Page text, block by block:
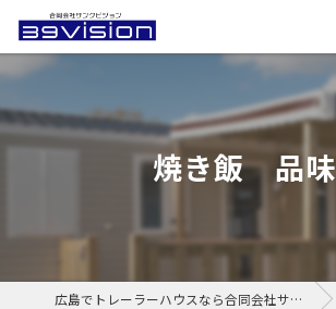
焼き飯 品味
広島でトレーラーハウスなら合同会社サンクビジョン